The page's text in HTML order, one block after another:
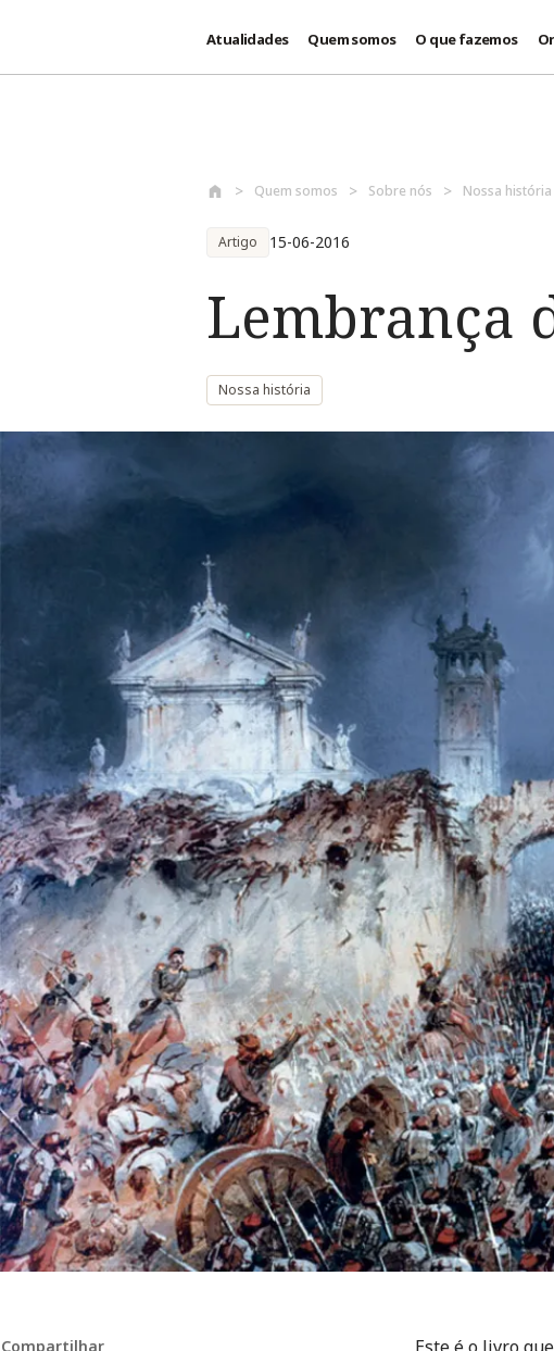
Atualidades Quem somos O que fazemos
Quem somos Sobre nós Nossa história
Artigo 15-06-2016
Lembrança
Nossa história
Compartilhar